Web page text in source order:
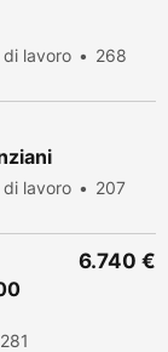
lavoro
268
lavoro
207
281
6.740 €